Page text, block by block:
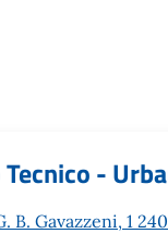
-
B. Gavazzeni, 1